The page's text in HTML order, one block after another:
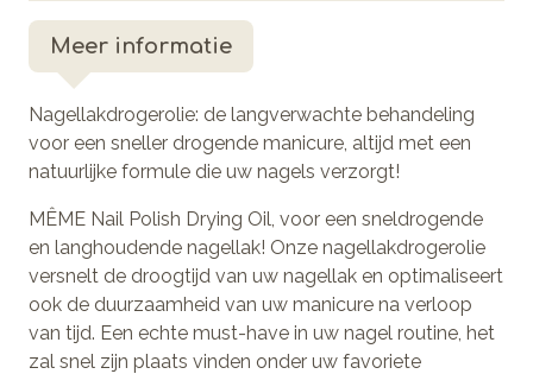
Meer informatie
Nagellakdrogerolie: de langverwachte behandeling
voor een sneller drogende manicure, altijd met een
natuurlijke formule die uw nagels verzorgt!
MÊME Nail Polish Drying Oil, voor een sneldrogende
en langhoudende nagellak! Onze nagellakdrogerolie
versnelt de droogtijd van uw nagellak en optimaliseert
ook de duurzaamheid van uw manicure na verloop
van tijd. Een echte must-have in uw nagel routine, het
zal snel zijn plaats vinden onder uw favoriete